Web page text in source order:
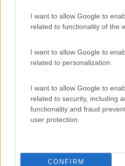
I want to allow Google to
related to functionality of the
I want to allow Google to
related to personalization.
I want to allow Google to
related to security, including
functionality and fraud
user protection.
CONFIRM
Caneuva
Caratteristiche Posizione
Segnalati nei
9.5